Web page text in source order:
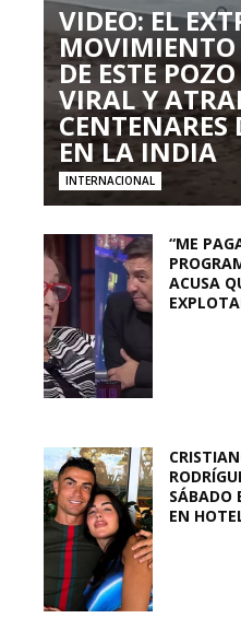
VIDEO: EL
MOVIMIENTO
DE ESTE
VIRAL Y
CENTENARES
EN LA INDIA
INTERNACIONAL
“ME
ACUSA
SÁBADO
EN